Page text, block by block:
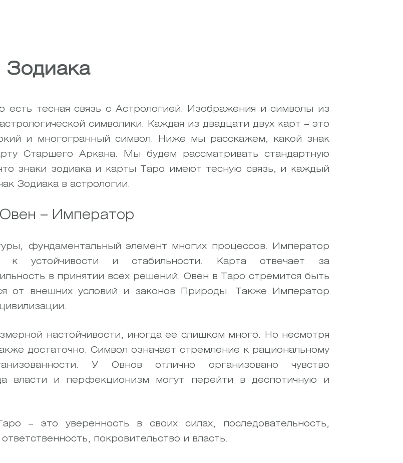
Зодиака
тесная связь с Астрологией. Изображения и символы из
символики. Каждая из двадцати двух карт – это
и многогранный символ. Ниже мы расскажем, какой знак
Старшего Аркана. Мы будем рассматривать стандартную
знаки зодиака и карты Таро имеют тесную связь, и каждый
Зодиака в астрологии.
Овен – Император
фундаментальный элемент многих процессов. Император
к устойчивости и стабильности. Карта отвечает за
в принятии всех решений. Овен в Таро стремится быть
от внешних условий и законов Природы. Также Император
настойчивости, иногда ее слишком много. Но несмотря
достаточно. Символ означает стремление к рациональному
У Овнов отлично организовано чувство
власти и перфекционизм могут перейти в деспотичную и
– это уверенность в своих силах, последовательность,
покровительство и власть.